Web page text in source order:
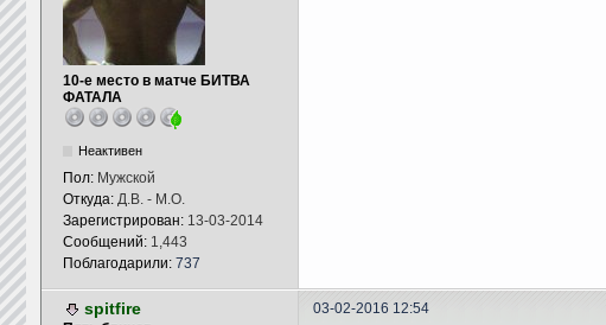
10-е место в матче БИТВА
ФАТАЛА
Неактивен
Пол: Мужской
Откуда: Д.В. - М.О.
Зарегистрирован: 13-03-2014
Сообщений: 1,443
Поблагодарили: 737
spitfire
03-02-2016 12:54